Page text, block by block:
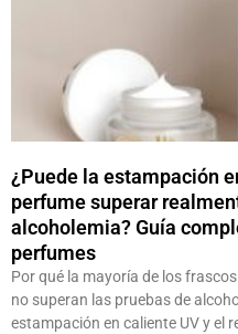
¿Puede la estampación
perfume superar
alcoholemia? Guía
perfumes
Por qué la mayoría de los
no superan las pruebas de
estampación en caliente UV y el